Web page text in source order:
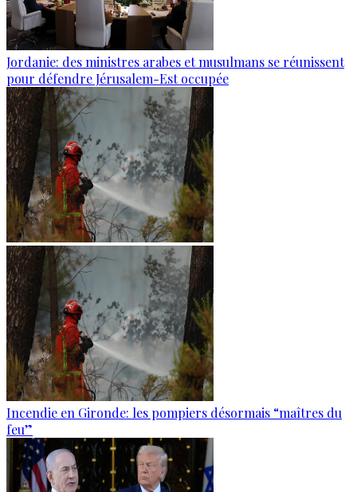
Jordanie: des ministres arabes et musulmans se réunissent
pour défendre Jérusalem-Est occupée
Incendie en Gironde: les pompiers désormais “maîtres du
feu”